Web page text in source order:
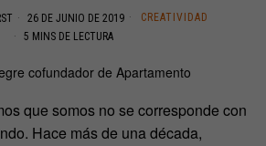
26 DE JUNIO DE 2019
CREATIVIDAD
5 MINS DE LECTURA
que somos no se corresponde con
Hace más de una década,